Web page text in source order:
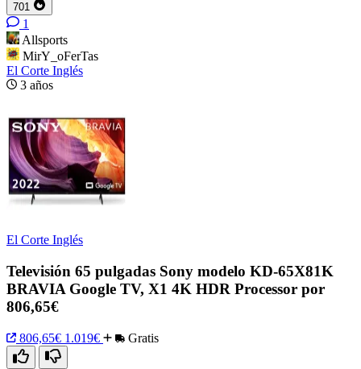
701
1
Allsports
MirY_oFerTas
El Corte Inglés
3 años
El Corte Inglés
Televisión 65 pulgadas Sony modelo KD-65X81K
BRAVIA Google TV, X1 4K HDR Processor por
806,65€
806,65€ 1.019€ Gratis